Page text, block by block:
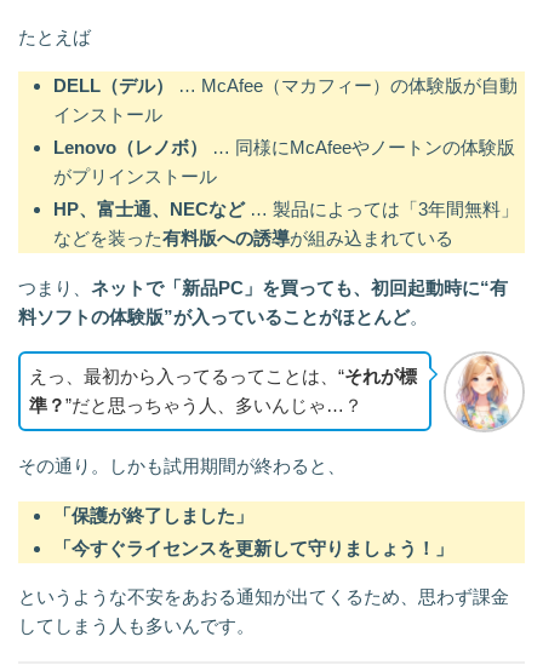
たとえば
DELL（デル）
… McAfee（マカフィー）の体験版が自動
インストール
Lenovo（レノボ）
… 同様にMcAfeeやノートンの体験版
がプリインストール
HP、富士通、NECなど… 製品によっては「3年間無料」
などを装った有料版への誘導が組み込まれている
つまり、 ネットで「新品PC」を買っても、初回起動時に“有
料ソフトの体験版”が入っていることがほとんど。
えっ、最初から入ってるってことは、“それが標
準？”だと思っちゃう人、多いんじゃ…？
その通り。しかも試用期間が終わると、
「保護が終了しました」
「今すぐライセンスを更新して守りましょう！」
というような不安をあおる通知が出てくるため、思わず課金
してしまう人も多いんです。